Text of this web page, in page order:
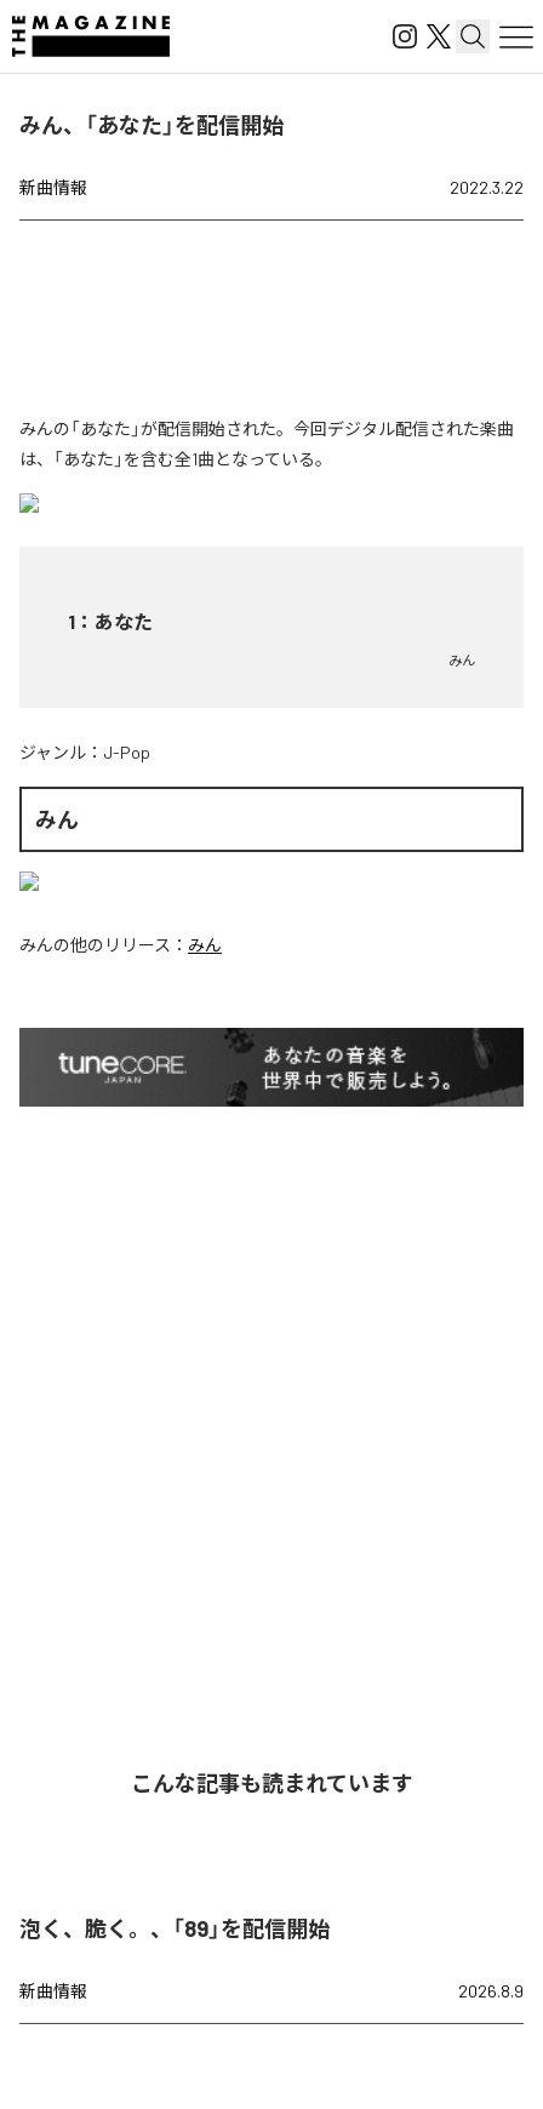
みん、「あなた」を配信開始
新曲情報 2022.3.22
みんの「あなた」が配信開始された。今回デジタル配信された楽曲
は、「あなた」を含む全1曲となっている。
1 ： あなた
みん
ジャンル： J-Pop
みん
みんの他のリリース： みん
こんな記事も読まれています
泡く、脆く。、「89」を配信開始
新曲情報 2026.8.9